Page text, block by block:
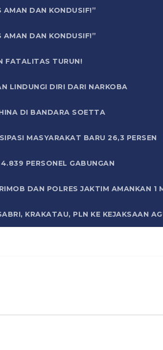
DAN KONDUSIF!”
DAN KONDUSIF!”
FATALITAS TURUN!
LINDUNGI DIRI DARI NARKOBA
DI BANDARA SOETTA
MASYARAKAT BARU 26,3 PERSEN
PERSONEL GABUNGAN
DAN POLRES JAKTIM AMANKAN 1
KRAKATAU, PLN KE KEJAKSAAN